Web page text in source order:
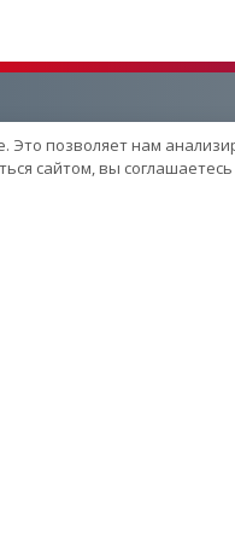
продукция
Это позволяет нам
сайтом, вы